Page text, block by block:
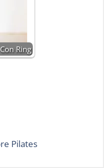
Ring
Pilates